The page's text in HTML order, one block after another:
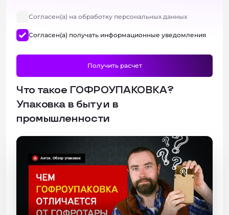
Согласен(а) на обработку персональных данных
Согласен(а) получать информационные уведомления
Что такое ГОФРОУПАКОВКА?
Упаковка в быту и в
промышленности